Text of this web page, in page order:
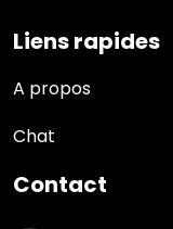
Liens rapides
Liens rapides
A propos
Chat
Contact